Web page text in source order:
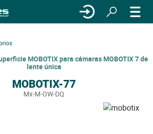
MOBOTIX para cámaras MOBOTIX 7 de
lente única
MOBOTIX-77
Mx-M-OW-DQ